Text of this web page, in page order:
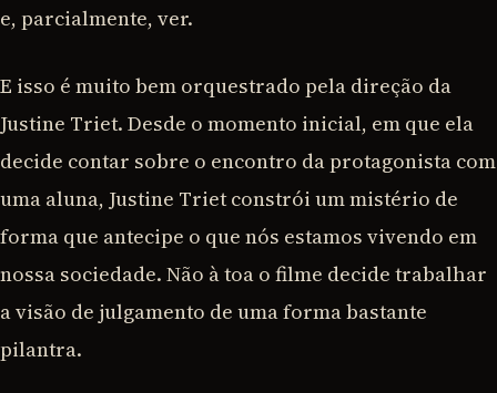
e, parcialmente, ver.
E isso é muito bem orquestrado pela direção da
Justine Triet. Desde o momento inicial, em que ela
decide contar sobre o encontro da protagonista com
uma aluna, Justine Triet constrói um mistério de
forma que antecipe o que nós estamos vivendo em
nossa sociedade. Não à toa o filme decide trabalhar
a visão de julgamento de uma forma bastante
pilantra.